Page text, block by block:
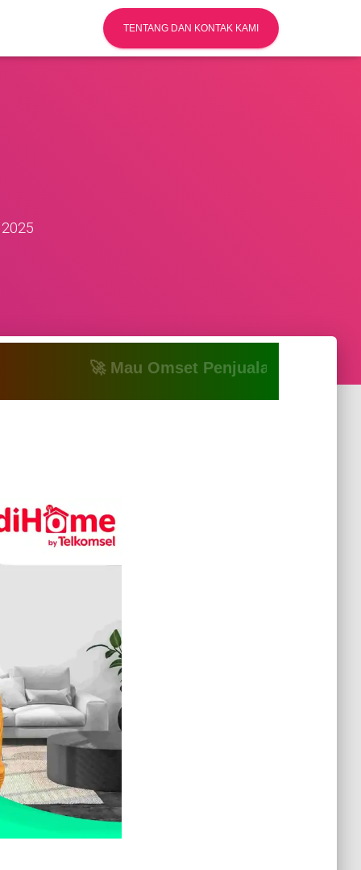
TENTANG DAN KONTAK KAMI
🚀 Mau Omset Penjualan Naik? Atau